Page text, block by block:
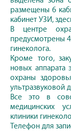
размещены 6
кабинет УЗИ,
В центре
предусмотрены
гинеколога.
Кроме того,
новых аппарата
охраны
ультразвуковой
Все это в
медицинских
клиники
Телефон для